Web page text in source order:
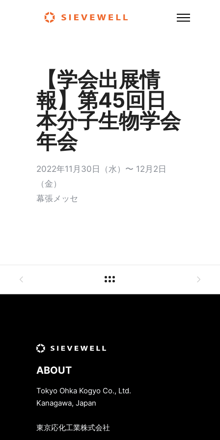
【学会出展情
報】第45回日
本分子生物学会
年会
2022年11月30日（水）〜 12月2日
（金）
幕張メッセ
ABOUT
Tokyo Ohka Kogyo Co., Ltd.
Kanagawa, Japan
東京応化工業株式会社